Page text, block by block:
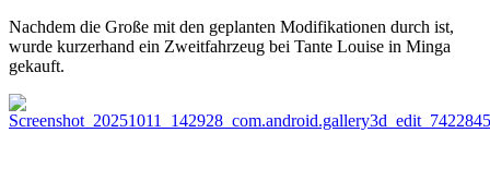
Nachdem die Große mit den geplanten Modifikationen durch ist,
wurde kurzerhand ein Zweitfahrzeug bei Tante Louise in Minga
gekauft.